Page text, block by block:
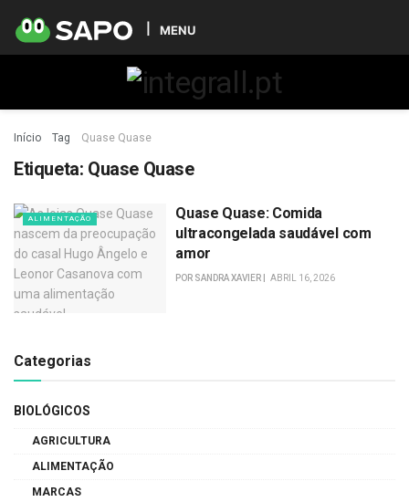
MENU
Início Tag Quase Quase
Etiqueta: Quase Quase
ALIMENTAÇÃO
Quase Quase: Comida
ultracongelada saudável com
amor
POR SANDRA XAVIER ABRIL 16, 2026
Categorias
BIOLÓGICOS
AGRICULTURA
ALIMENTAÇÃO
MARCAS